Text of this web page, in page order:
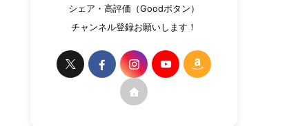
シェア・高評価（Goodボタン）
チャンネル登録お願いします！